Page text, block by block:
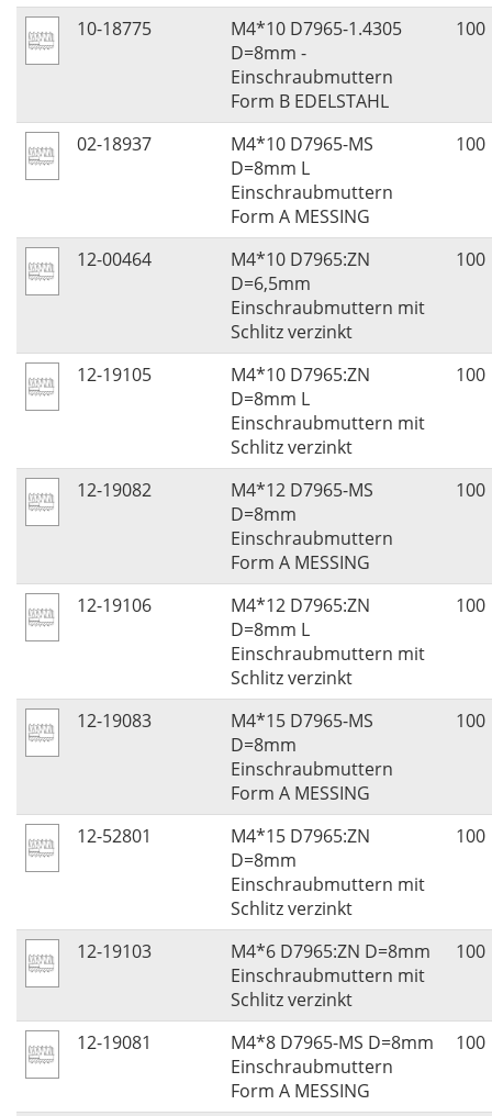
10-18775
M4*10 D7965-1.4305
D=8mm -
Einschraubmuttern
Form B EDELSTAHL
100
02-18937
M4*10 D7965-MS
D=8mm L
Einschraubmuttern
Form A MESSING
100
12-00464
M4*10 D7965:ZN
D=6,5mm
Einschraubmuttern mit
Schlitz verzinkt
100
12-19105
M4*10 D7965:ZN
D=8mm L
Einschraubmuttern mit
Schlitz verzinkt
100
12-19082
M4*12 D7965-MS
D=8mm
Einschraubmuttern
Form A MESSING
100
12-19106
M4*12 D7965:ZN
D=8mm L
Einschraubmuttern mit
Schlitz verzinkt
100
12-19083
M4*15 D7965-MS
D=8mm
Einschraubmuttern
Form A MESSING
100
12-52801
M4*15 D7965:ZN
D=8mm
Einschraubmuttern mit
Schlitz verzinkt
100
12-19103
M4*6 D7965:ZN D=8mm
Einschraubmuttern mit
Schlitz verzinkt
100
12-19081
M4*8 D7965-MS D=8mm
Einschraubmuttern
Form A MESSING
100